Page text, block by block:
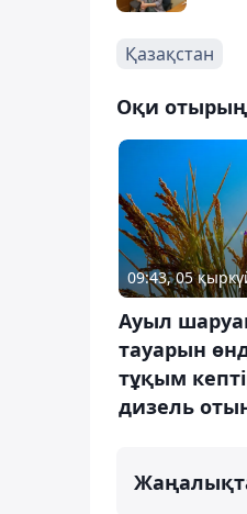
Қазақстан
Оқи
09:43, 05
Ауыл
тауарын
тұқым
дизель